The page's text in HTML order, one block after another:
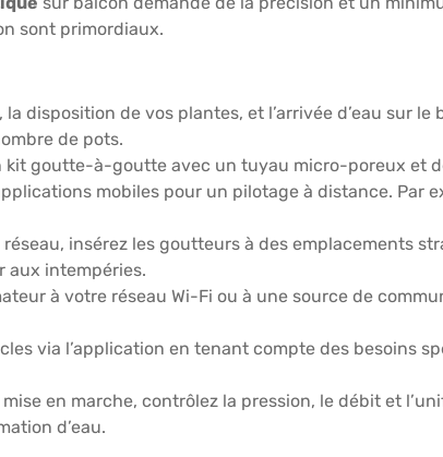
sont primordiaux.
disposition de vos plantes, et l’arrivée d’eau sur
de pots.
kit goutte-à-goutte avec un tuyau micro-poreux et
mobiles pour un pilotage à distance. Par
insérez les goutteurs à des emplacements
aux intempéries.
à votre réseau Wi-Fi ou à une source de
via l’application en tenant compte des besoins
en marche, contrôlez la pression, le débit et
d’eau.